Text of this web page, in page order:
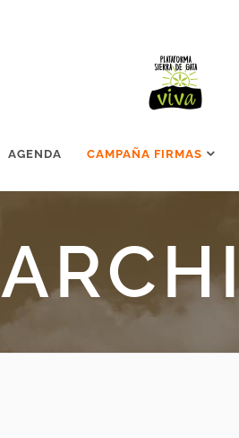
AGENDA CAMPAÑA FIRMAS